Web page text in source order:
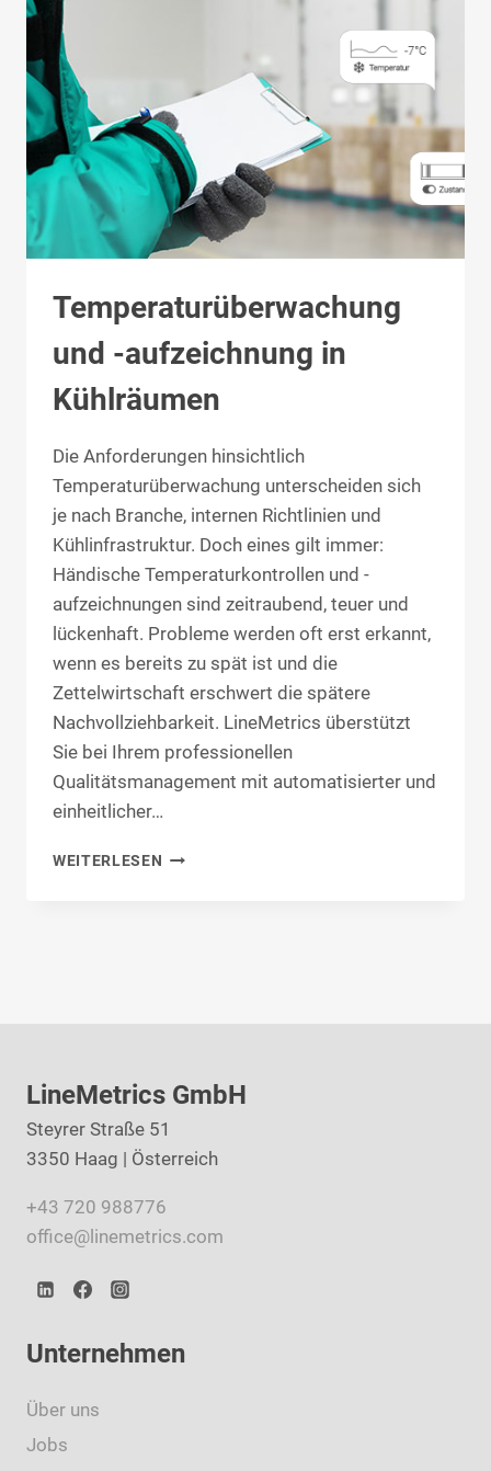
Temperaturüberwachung
und -aufzeichnung in
Kühlräumen
Die Anforderungen hinsichtlich
Temperaturüberwachung unterscheiden sich
je nach Branche, internen Richtlinien und
Kühlinfrastruktur. Doch eines gilt immer:
Händische Temperaturkontrollen und -
aufzeichnungen sind zeitraubend, teuer und
lückenhaft. Probleme werden oft erst erkannt,
wenn es bereits zu spät ist und die
Zettelwirtschaft erschwert die spätere
Nachvollziehbarkeit. LineMetrics überstützt
Sie bei Ihrem professionellen
Qualitätsmanagement mit automatisierter und
einheitlicher…
WEITERLESEN TEMPERATURÜBERWACHUNG
LineMetrics GmbH
Steyrer Straße 51
3350 Haag | Österreich
+43 720 988776
office@linemetrics.com
Unternehmen
Über uns
Jobs